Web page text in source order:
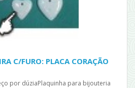
C/FURO: PLACA CORAÇÃO
por dúziaPlaquinha para bijouteria